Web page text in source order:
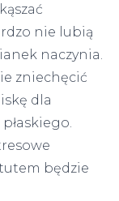
nie lubią
naczynia.
zniechęcić
dla
będzie